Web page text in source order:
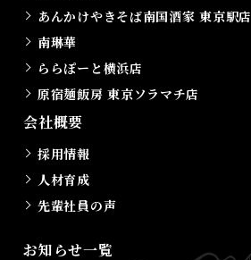
あんかけやきそば南国酒家 東京駅店
南琳華
ららぽーと横浜店
原宿麺飯房 東京ソラマチ店
会社概要
採用情報
人材育成
先輩社員の声
お知らせ一覧